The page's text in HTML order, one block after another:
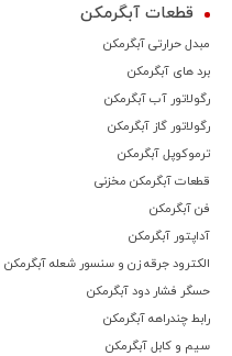
قطعات آبگرمکن
مبدل حرارتی آبگرمکن
برد های آبگرمکن
رگولاتور آب آبگرمکن
رگولاتور گاز آبگرمکن
ترموكوپل آبگرمکن
قطعات آبگرمکن مخزنی
فن آبگرمکن
آداپتور آبگرمکن
الکترود جرقه زن و سنسور شعله آبگرمکن
حسگر فشار دود آبگرمکن
رابط چندراهه آبگرمکن
سیم و کابل آبگرمکن